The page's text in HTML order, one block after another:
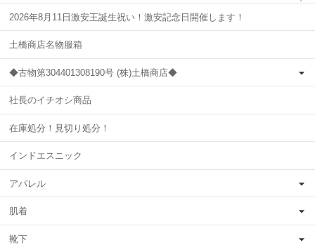
2026年8月11日激安王誕生祝い！激安記念日開催します！
土橋商店名物服箱
◆古物第304401308190号 (株)土橋商店◆
社長のイチオシ商品
在庫処分！見切り処分！
インドエスニック
アパレル
肌着
靴下